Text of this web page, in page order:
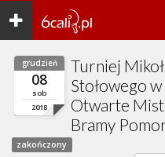
Toggle
navigation
grudzień
08
sob
2018
Turniej
Stołowego
Otwarte
Bramy
zakończony